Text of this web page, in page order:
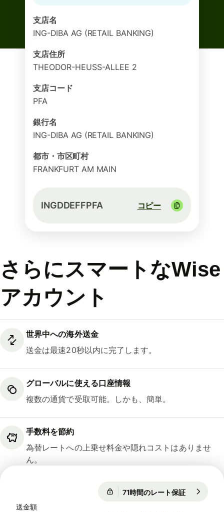
支店名
ING-DIBA AG (RETAIL BANKING)
支店住所
THEODOR-HEUSS-ALLEE 2
支店コード
PFA
銀行名
ING-DIBA AG (RETAIL BANKING)
都市・市区町村
FRANKFURT AM MAIN
INGDDEFFPFA コピー
さらにスマートなWise
アカウント
世界中への海外送金
送金は最速20秒以内に完了します。
グローバルに使える口座情報
複数の通貨で受取可能。しかも、簡単。
手数料を節約
為替レートへの上乗せ料金や隠れコストはありませ
ん。
71時間のレート保証
送金額